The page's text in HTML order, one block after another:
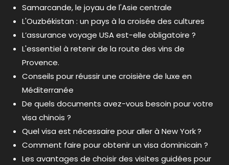
Samarcande, le joyau de l'Asie centrale
L'Ouzbékistan : un pays à la croisée des cultures
L’assurance voyage USA est-elle obligatoire ?
L'essentiel à retenir de la route des vins de
Provence.
Conseils pour réussir une croisière de luxe en
Méditerranée
De quels documents avez-vous besoin pour votre
visa chinois ?
Quel visa est nécessaire pour aller à New York ?
Comment faire pour obtenir un visa dominicain ?
Les avantages de choisir des visites guidées pour